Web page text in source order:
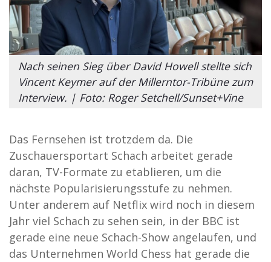
Nach seinen Sieg über David Howell stellte sich
Vincent Keymer auf der Millerntor-Tribüne zum
Interview. | Foto: Roger Setchell/Sunset+Vine
Das Fernsehen ist trotzdem da. Die
Zuschauersportart Schach arbeitet gerade
daran, TV-Formate zu etablieren, um die
nächste Popularisierungsstufe zu nehmen.
Unter anderem auf Netflix wird noch in diesem
Jahr viel Schach zu sehen sein, in der BBC ist
gerade eine neue Schach-Show angelaufen, und
das Unternehmen World Chess hat gerade die